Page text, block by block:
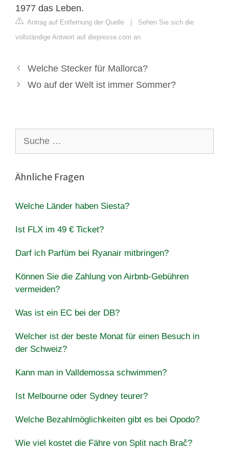
1977 das Leben.
Antrag auf Entfernung der Quelle | Sehen Sie sich die
vollständige Antwort auf diepresse.com an
Welche Stecker für Mallorca?
Wo auf der Welt ist immer Sommer?
nach:
Ähnliche Fragen
Welche Länder haben Siesta?
Ist FLX im 49 € Ticket?
Darf ich Parfüm bei Ryanair mitbringen?
Können Sie die Zahlung von Airbnb-Gebühren
vermeiden?
Was ist ein EC bei der DB?
Welcher ist der beste Monat für einen Besuch in
der Schweiz?
Kann man in Valldemossa schwimmen?
Ist Melbourne oder Sydney teurer?
Welche Bezahlmöglichkeiten gibt es bei Opodo?
Wie viel kostet die Fähre von Split nach Brač?